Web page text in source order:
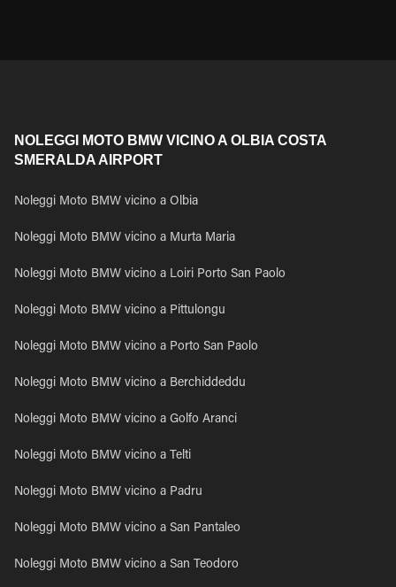
NOLEGGI MOTO BMW VICINO A OLBIA COSTA
SMERALDA AIRPORT
Noleggi Moto BMW vicino a Olbia
Noleggi Moto BMW vicino a Murta Maria
Noleggi Moto BMW vicino a Loiri Porto San Paolo
Noleggi Moto BMW vicino a Pittulongu
Noleggi Moto BMW vicino a Porto San Paolo
Noleggi Moto BMW vicino a Berchiddeddu
Noleggi Moto BMW vicino a Golfo Aranci
Noleggi Moto BMW vicino a Telti
Noleggi Moto BMW vicino a Padru
Noleggi Moto BMW vicino a San Pantaleo
Noleggi Moto BMW vicino a San Teodoro